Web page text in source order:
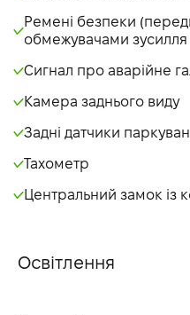
Ремені безпеки
обмежувачами зусилля
Сигнал про аварійне
Камера заднього виду
Задні датчики
Тахометр
Центральний замок із
Освітлення